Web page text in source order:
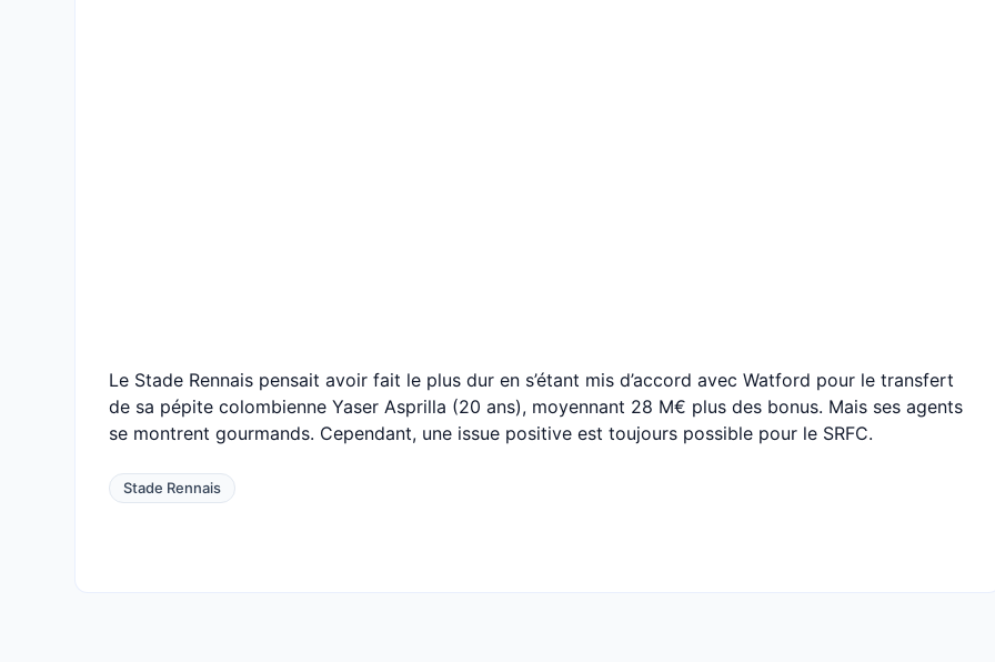
Le Stade Rennais pensait avoir fait le plus dur en s’étant mis d’accord avec Watford pour le transfert
de sa pépite colombienne Yaser Asprilla (20 ans), moyennant 28 M€ plus des bonus. Mais ses agents
se montrent gourmands. Cependant, une issue positive est toujours possible pour le SRFC.
Stade Rennais